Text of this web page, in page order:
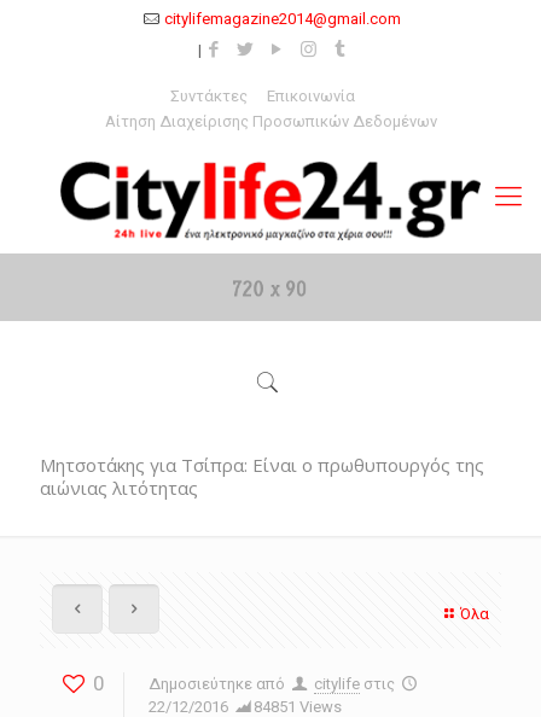
citylifemagazine2014@gmail.com
Συντάκτες
Επικοινωνία
Αίτηση Διαχείρισης Προσωπικών Δεδομένων
Μητσοτάκης για Τσίπρα: Είναι ο πρωθυπουργός της
αιώνιας λιτότητας
Όλα
0 Δημοσιεύτηκε από citylife στις
22/12/2016
84851 Views